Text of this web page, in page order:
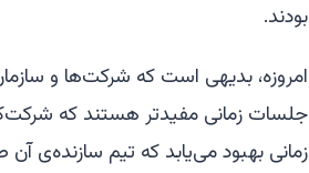
بودند.
امروزه، بدیهی است که شرکت‌ها و
جلسات زمانی مفیدتر هستند که
زمانی بهبود می‌یابد که تیم سازنده‌ی